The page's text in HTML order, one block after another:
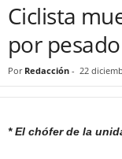
Ciclista
por
Por Redacción - 22
* El chófer de la